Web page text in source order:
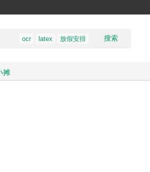
搜索
ocr latex 放假安排
摊